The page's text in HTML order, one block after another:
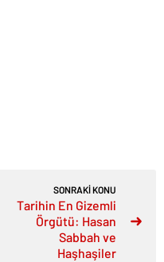
SONRAKİ KONU
Tarihin En Gizemli
Örgütü: Hasan
Sabbah ve
Haşhaşiler